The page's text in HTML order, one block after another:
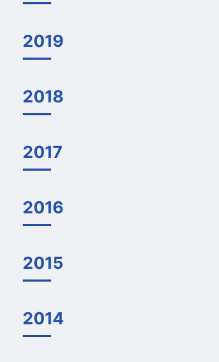
2019
2018
2017
2016
2015
2014